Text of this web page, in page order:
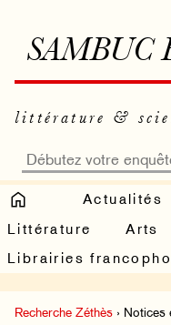
SAMBUC
littérature &
Actualités
Littérature
Arts
Librairies
Recherche Zéthès › Notices